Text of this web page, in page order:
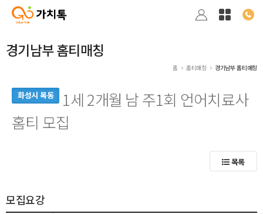
경기남부 홈티매칭
홈 홈티매칭 경기남부 홈티매칭
화성시 목동
1세 2개월 남 주1회 언어치료사
홈티 모집
목록
모집요강